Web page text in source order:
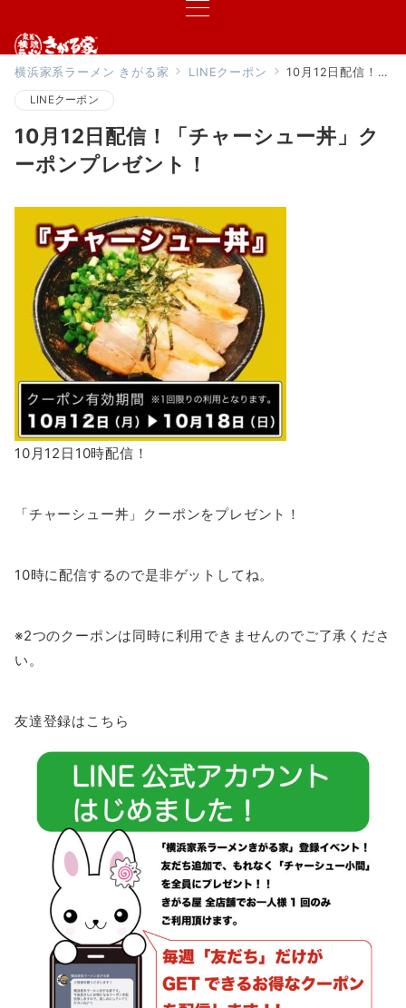
横浜家系ラーメン きがる家 LINEクーポン 10月12日配信！「チャーシュー丼」クーポンプレゼント！
LINEクーポン
10月12日配信！「チャーシュー丼」ク
ーポンプレゼント！
10月12日10時配信！
「チャーシュー丼」クーポンをプレゼント！
10時に配信するので是非ゲットしてね。
※2つのクーポンは同時に利用できませんのでご了承くださ
い。
友達登録はこちら